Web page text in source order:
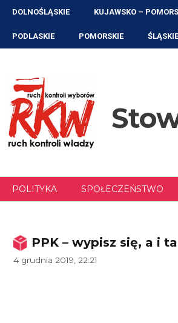
Przejdź
treści
DOLNOŚLĄSKIE KUJAWSKO –
PODLASKIE POMORSKIE ŚLĄSKIE
POLITYKA SPOŁECZEŃSTWO
PPK – wypisz się, a i
4 grudnia 2019, 22:21